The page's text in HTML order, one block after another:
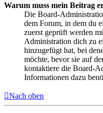
Warum muss mein Beitrag
Die Board-
dem Forum, in dem du
zuerst geprüft werden
Administration dich zu
hinzugefügt hat, bei
möchte, bevor sie auf
kontaktiere die Board-
Informationen dazu
Nach oben